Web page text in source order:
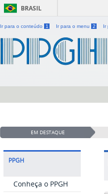
BRASIL
Ir para o conteúdo 1 Ir para o menu 2 Ir
EM DESTAQUE
PPGH
Conheça o PPGH